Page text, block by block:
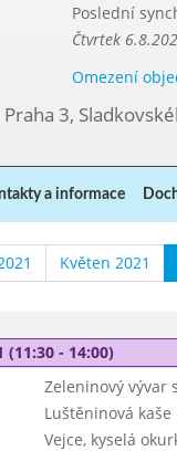
Poslední
Čtvrtek
Omezení
3,
a informace
Květen 2021
(11:30 - 14:00)
Zeleninový vývar
Luštěninová kaše
Vejce, kyselá